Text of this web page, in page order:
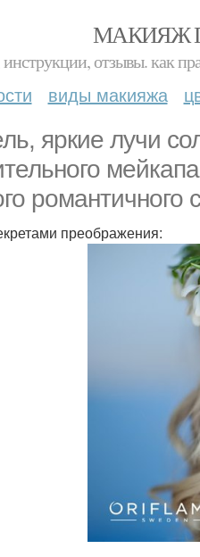
МАКИЯЖ
отзывы. как
виды макияжа
яркие лучи
романтичного
преображения: